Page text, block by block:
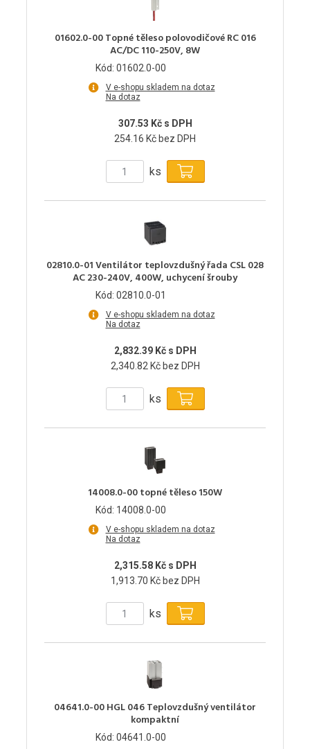
01602.0-00 Topné těleso polovodičové RC 016
AC/DC 110-250V, 8W
Kód: 01602.0-00
V e-shopu skladem na dotaz
Na dotaz
307.53 Kč s DPH
254.16 Kč bez DPH
ks
02810.0-01 Ventilátor teplovzdušný řada CSL 028
AC 230-240V, 400W, uchycení šrouby
Kód: 02810.0-01
V e-shopu skladem na dotaz
Na dotaz
2,832.39 Kč s DPH
2,340.82 Kč bez DPH
ks
14008.0-00 topné těleso 150W
Kód: 14008.0-00
V e-shopu skladem na dotaz
Na dotaz
2,315.58 Kč s DPH
1,913.70 Kč bez DPH
ks
04641.0-00 HGL 046 Teplovzdušný ventilátor
kompaktní
Kód: 04641.0-00